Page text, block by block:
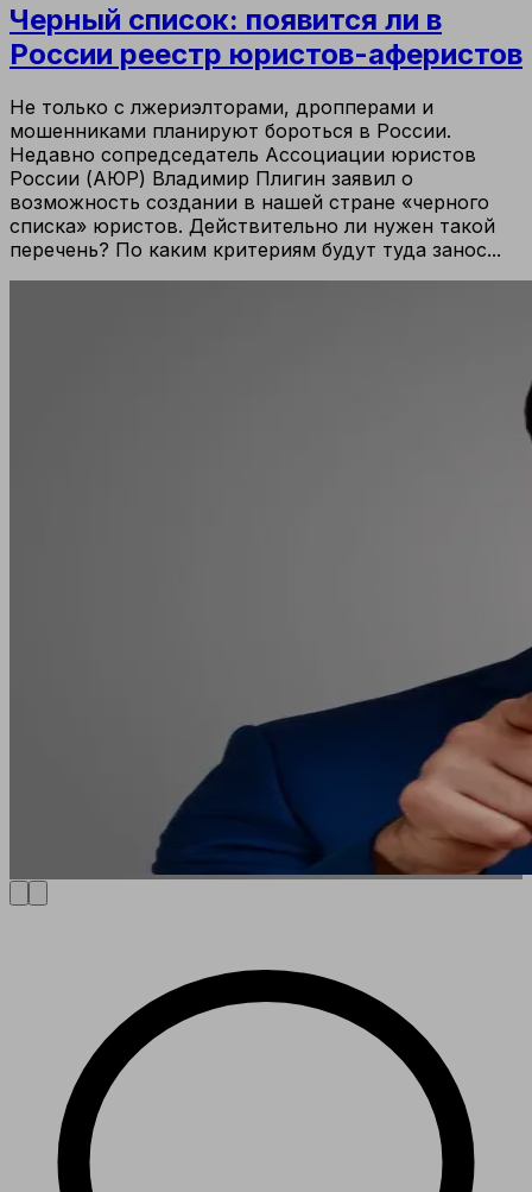
Черный список: появится ли в
России реестр юристов-аферистов
Не только с лжериэлторами, дропперами и
мошенниками планируют бороться в России.
Недавно сопредседатель Ассоциации юристов
России (АЮР) Владимир Плигин заявил о
возможность создании в нашей стране «черного
списка» юристов. Действительно ли нужен такой
перечень? По каким критериям будут туда занос...